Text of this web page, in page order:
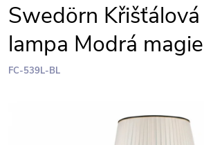
Swedörn
lampa Modrá magie
FC-539L-BL